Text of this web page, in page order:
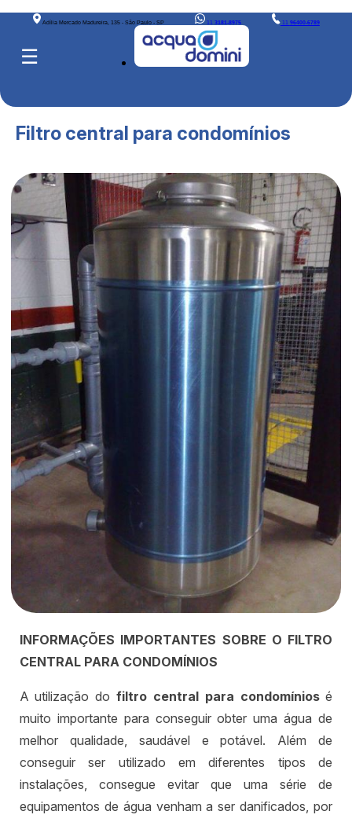
Adília Mercado Madureira, 135 - São Paulo - SP 113181-8975 11 96400-6789
☰
Filtro central para condomínios
INFORMAÇÕES IMPORTANTES SOBRE O FILTRO
CENTRAL PARA CONDOMÍNIOS
A utilização dofiltro central para condomíniosé
muito importante para conseguir obter uma água de
melhor qualidade, saudável e potável. Além de
conseguir ser utilizado em diferentes tipos de
instalações, consegue evitar que uma série de
equipamentos de água venham a ser danificados, por